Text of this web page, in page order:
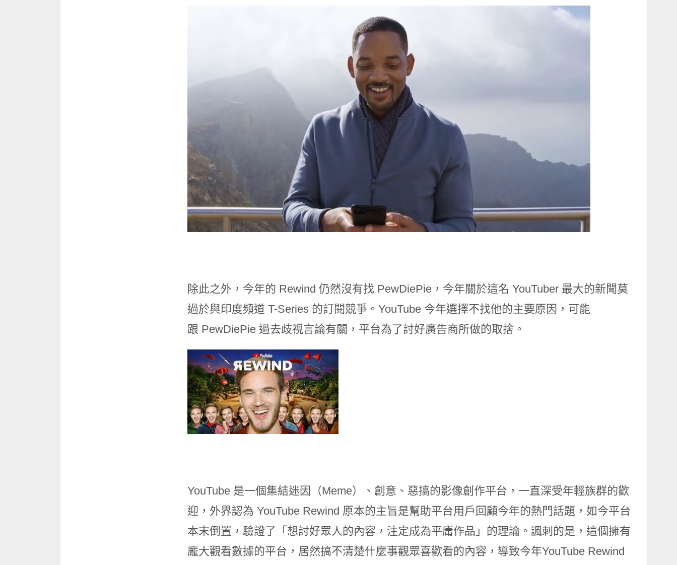
除此之外，今年的 Rewind 仍然沒有找 PewDiePie，今年關於這名 YouTuber 最大的新聞莫
過於與印度頻道 T-Series 的訂閱競爭。YouTube 今年選擇不找他的主要原因，可能
跟 PewDiePie 過去歧視言論有關，平台為了討好廣告商所做的取捨。
YouTube 是一個集結迷因（Meme）、創意、惡搞的影像創作平台，一直深受年輕族群的歡
迎，外界認為 YouTube Rewind 原本的主旨是幫助平台用戶回顧今年的熱門話題，如今平台
本末倒置，驗證了「想討好眾人的內容，注定成為平庸作品」的理論。諷刺的是，這個擁有
龐大觀看數據的平台，居然搞不清楚什麼事觀眾喜歡看的內容，導致今年YouTube Rewind